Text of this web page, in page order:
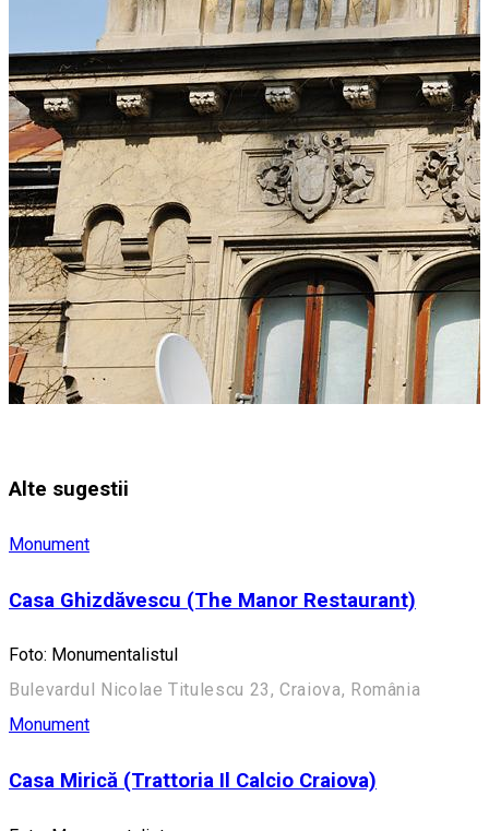
Alte sugestii
Monument
Casa Ghizdăvescu (The Manor Restaurant)
Foto: Monumentalistul
Bulevardul Nicolae Titulescu 23, Craiova, România
Monument
Casa Mirică (Trattoria Il Calcio Craiova)